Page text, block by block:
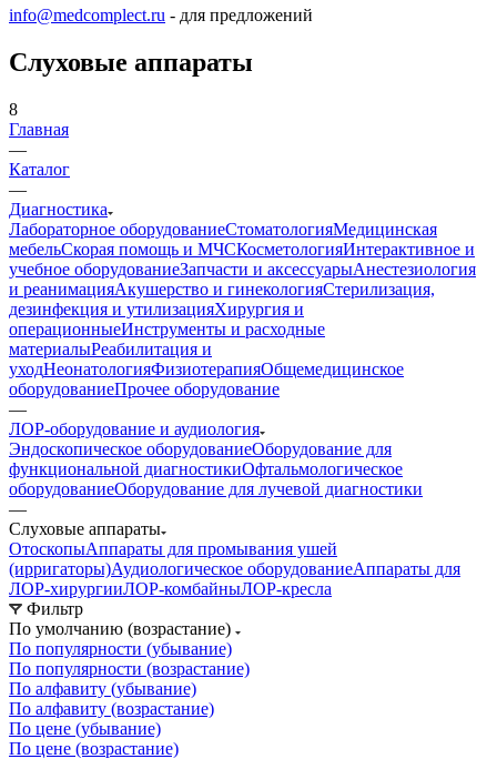
info@medcomplect.ru - для предложений
Слуховые аппараты
8
Главная
—
Каталог
—
Диагностика
Лабораторное оборудованиеСтоматологияМедицинская
мебельСкорая помощь и МЧСКосметологияИнтерактивное и
учебное оборудованиеЗапчасти и аксессуарыАнестезиология
и реанимацияАкушерство и гинекологияСтерилизация,
дезинфекция и утилизацияХирургия и
операционныеИнструменты и расходные
материалыРеабилитация и
уходНеонатологияФизиотерапияОбщемедицинское
оборудованиеПрочее оборудование
—
ЛОР-оборудование и аудиология
Эндоскопическое оборудованиеОборудование для
функциональной диагностикиОфтальмологическое
оборудованиеОборудование для лучевой диагностики
—
Слуховые аппараты
ОтоскопыАппараты для промывания ушей
(ирригаторы)Аудиологическое оборудованиеАппараты для
ЛОР-хирургииЛОР-комбайныЛОР-кресла
Фильтр
По умолчанию (возрастание)
По популярности (убывание)
По популярности (возрастание)
По алфавиту (убывание)
По алфавиту (возрастание)
По цене (убывание)
По цене (возрастание)